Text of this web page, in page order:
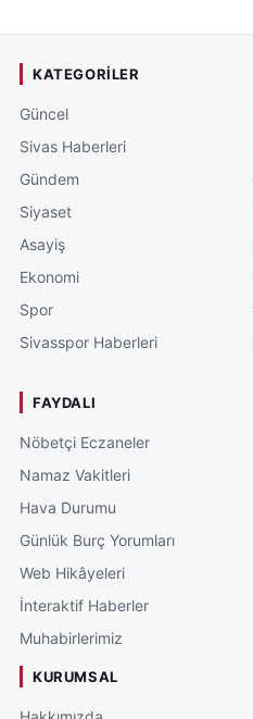
KATEGORILER
Güncel
Sivas Haberleri
Gündem
Siyaset
Asayiş
Ekonomi
Spor
Sivasspor Haberleri
FAYDALI
Nöbetçi Eczaneler
Namaz Vakitleri
Hava Durumu
Günlük Burç Yorumları
Web Hikâyeleri
İnteraktif Haberler
Muhabirlerimiz
KURUMSAL